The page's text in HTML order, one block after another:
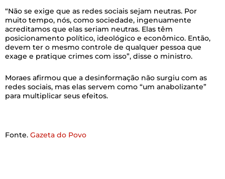
“Não se exige que as redes sociais sejam neutras. Por
muito tempo, nós, como sociedade, ingenuamente
acreditamos que elas seriam neutras. Elas têm
posicionamento político, ideológico e econômico. Então,
devem ter o mesmo controle de qualquer pessoa que
exage e pratique crimes com isso”, disse o ministro.
Moraes afirmou que a desinformação não surgiu com as
redes sociais, mas elas servem como “um anabolizante”
para multiplicar seus efeitos.
Fonte. Gazeta do Povo